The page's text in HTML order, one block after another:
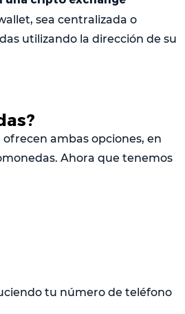
sea centralizada o
utilizando la dirección de su
ambas opciones, en
Ahora que tenemos
tu número de teléfono